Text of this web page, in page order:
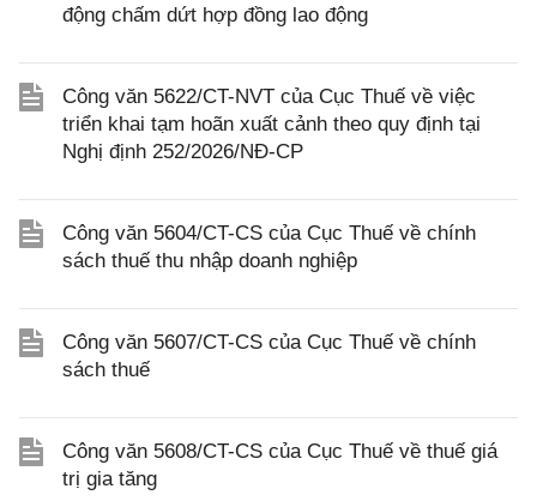
động chấm dứt hợp đồng lao động
Công văn 5622/CT-NVT của Cục Thuế về việc
triển khai tạm hoãn xuất cảnh theo quy định tại
Nghị định 252/2026/NĐ-CP
Công văn 5604/CT-CS của Cục Thuế về chính
sách thuế thu nhập doanh nghiệp
Công văn 5607/CT-CS của Cục Thuế về chính
sách thuế
Công văn 5608/CT-CS của Cục Thuế về thuế giá
trị gia tăng